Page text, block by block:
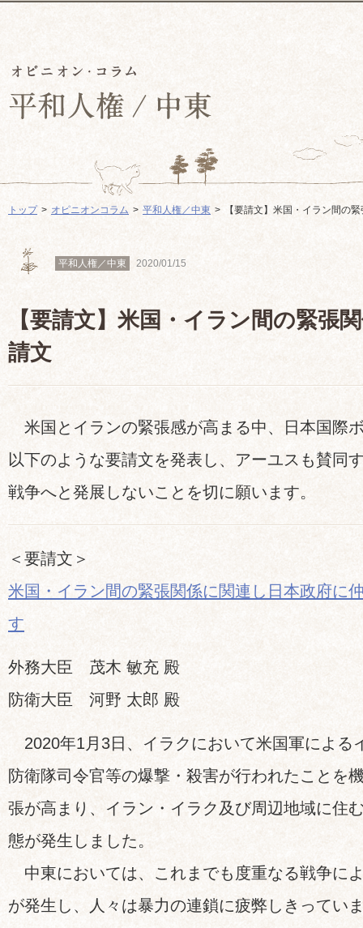
トップ オピニオンコラム 平和人権／中東 【要請文】米国・イラン間の
平和人権／中東 2020/01/15
【要請文】米国・イラン間の緊張
請文
米国とイランの緊張感が高まる中、日本国際
以下のような要請文を発表し、アーユスも賛同
戦争へと発展しないことを切に願います。
＜要請文＞
米国・イラン間の緊張関係に関連し日本政府に
す
外務大臣 茂木 敏充 殿
防衛大臣 河野 太郎 殿
2020年1月3日、イラクにおいて米国軍による
防衛隊司令官等の爆撃・殺害が行われたことを
張が高まり、イラン・イラク及び周辺地域に住
態が発生しました。
中東においては、これまでも度重なる戦争に
が発生し、人々は暴力の連鎖に疲弊しきってい